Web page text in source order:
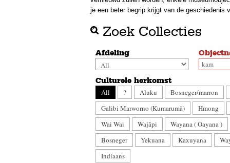
je een beter begrip krijgt van de geschiedenis
Zoek Collecties
Afdeling
Culturele herkomst
All
? Aluku
Bosneger/marron
Galibi Marworno (Kumarumã)
Hmong
Wai Wai
Wajãpi
Wayana ( Oayana )
Bosneger
Yekuana Kaxuyana
Indiaans